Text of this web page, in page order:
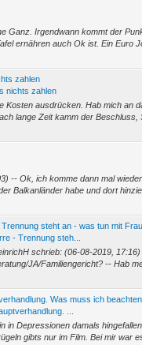
Ganz. Irgendwann kommt der
ernähren auch Ok ist. Ein Euro
zahlen
nichts zahlen
Kosten ausdrücken. Hab mich an
lange Zeit kamm der Beschluss,
-- Ok, ich komme dann mal
Balkanländer habe und dort
steht an - was tun mit
- Trennung steh...
schrieb: (06-08-2019,
JA/Familiengericht? -- Hab
Was muss ich
...
in Depressionen damals
gibts nur im Film. Bei mir war